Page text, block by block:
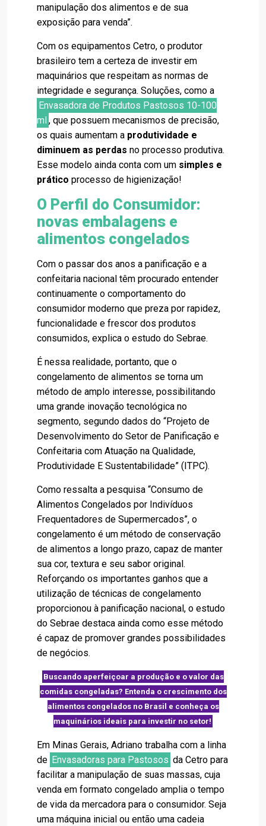
manipulação dos alimentos e de sua
exposição para venda”.
Com os equipamentos Cetro, o produtor
brasileiro tem a certeza de investir em
maquinários que respeitam as normas de
integridade e segurança. Soluções, como a
Envasadora de Produtos Pastosos 10-100
ml, que possuem mecanismos de precisão,
os quais aumentam a produtividade e
diminuem as perdas no processo produtiva.
Esse modelo ainda conta com um simples e
prático processo de higienização!
O Perfil do Consumidor:
novas embalagens e
alimentos congelados
Com o passar dos anos a panificação e a
confeitaria nacional têm procurado entender
continuamente o comportamento do
consumidor moderno que preza por rapidez,
funcionalidade e frescor dos produtos
consumidos, explica o estudo do Sebrae.
É nessa realidade, portanto, que o
congelamento de alimentos se torna um
método de amplo interesse, possibilitando
uma grande inovação tecnológica no
segmento, segundo dados do “Projeto de
Desenvolvimento do Setor de Panificação e
Confeitaria com Atuação na Qualidade,
Produtividade E Sustentabilidade” (ITPC).
Como ressalta a pesquisa “Consumo de
Alimentos Congelados por Indivíduos
Frequentadores de Supermercados”, o
congelamento é um método de conservação
de alimentos a longo prazo, capaz de manter
sua cor, textura e seu sabor original.
Reforçando os importantes ganhos que a
utilização de técnicas de congelamento
proporcionou à panificação nacional, o estudo
do Sebrae destaca ainda como esse método
é capaz de promover grandes possibilidades
de negócios.
Buscando aperfeiçoar a produção e o valor das
comidas congeladas? Entenda o crescimento dos
alimentos congelados no Brasil e conheça os
maquinários ideais para investir no setor!
Em Minas Gerais, Adriano trabalha com a linha
de Envasadoras para Pastosos da Cetro para
facilitar a manipulação de suas massas, cuja
venda em formato congelado amplia o tempo
de vida da mercadora para o consumidor. Seja
uma máquina inicial ou então uma cadeia